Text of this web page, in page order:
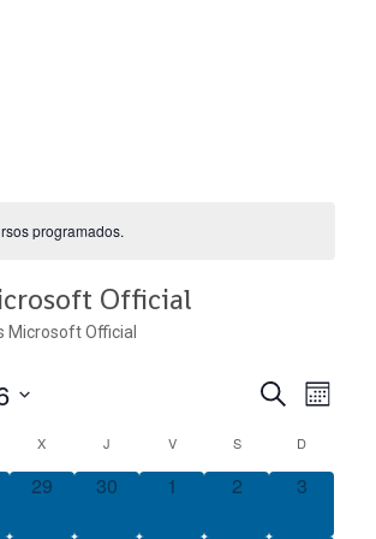
programados.
Official
Microsoft Official
de
BUSCAR
MES
X J V S D
0
29
0
30
01
0
2
0
3